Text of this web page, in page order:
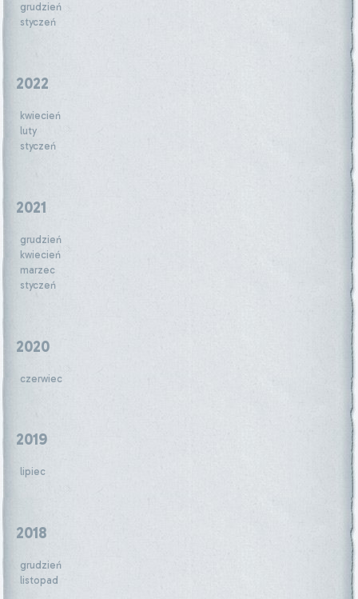
grudzień
styczeń
2022
kwiecień
luty
styczeń
2021
grudzień
kwiecień
marzec
styczeń
2020
czerwiec
2019
lipiec
2018
grudzień
listopad